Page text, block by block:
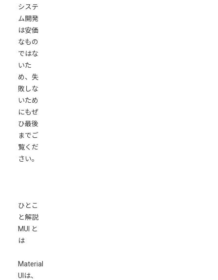
システ
ム開発
は安価
なもの
ではな
いた
め、失
敗しな
いため
にもぜ
ひ最後
までご
覧くだ
さい。
ひとこ
と解説
MUI と
は
Material
UIは、